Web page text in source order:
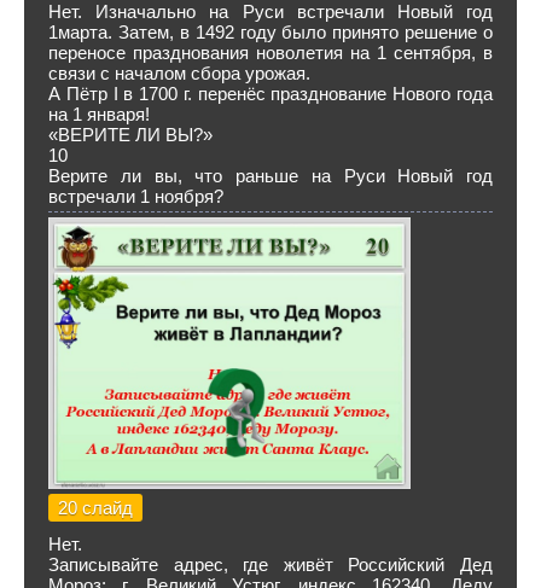
Нет. Изначально на Руси встречали Новый год
1марта. Затем, в 1492 году было принято решение о
переносе празднования новолетия на 1 сентября, в
связи с началом сбора урожая.
А Пётр I в 1700 г. перенёс празднование Нового года
на 1 января!
«ВЕРИТЕ ЛИ ВЫ?»
10
Верите ли вы, что раньше на Руси Новый год
встречали 1 ноября?
20 слайд
Нет.
Записывайте адрес, где живёт Российский Дед